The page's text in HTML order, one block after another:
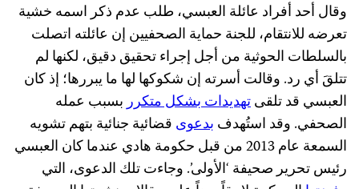
وقال أحد أفراد عائلة العبسي، طلب عدم ذكر اسمه خشية
تعرضه للانتقام، للجنة حماية الصحفيين إن عائلته اتصلت
بالسلطات الحوثية من أجل إجراء تحقيق دقيق، لكنها لم
تتلقَ أي رد. وقالت أسرته إن شكوكها لها ما يبررها؛ إذ كان
العبسي قد تلقىتهديدات بشكل متكرربسبب عمله
الصحفي. وقد استُهدف بدعوى قضائية جنائية بتهم تشويه
السمعة عام 2013 من قبل حكومة هادي عندما كان العبسي
رئيس تحرير صحيفة ‘الأولى’. وجاءت تلك الدعوى، التي